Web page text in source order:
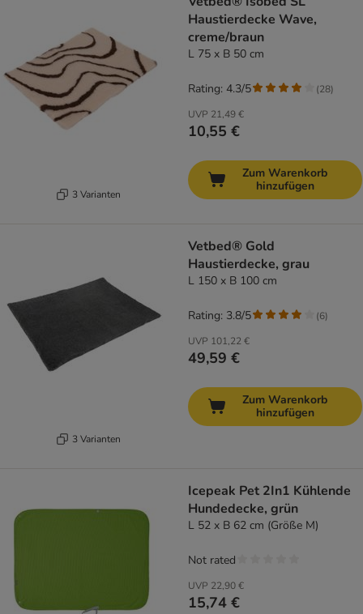
3 Varianten
Haustierdecke Wave,
creme/braun
L 75 x B 50 cm
UVP 21,49 €
10,55 €
Rating: 4.3/5 (28)
Zum Warenkorb
hinzufügen
3 Varianten
Vetbed® Gold
Haustierdecke, grau
L 150 x B 100 cm
UVP 101,22 €
49,59 €
Rating: 3.8/5 (6)
Zum Warenkorb
hinzufügen
Icepeak Pet 2In1 Kühlende
Hundedecke, grün
L 52 x B 62 cm (Größe M)
UVP 22,90 €
15,74 €
Not rated